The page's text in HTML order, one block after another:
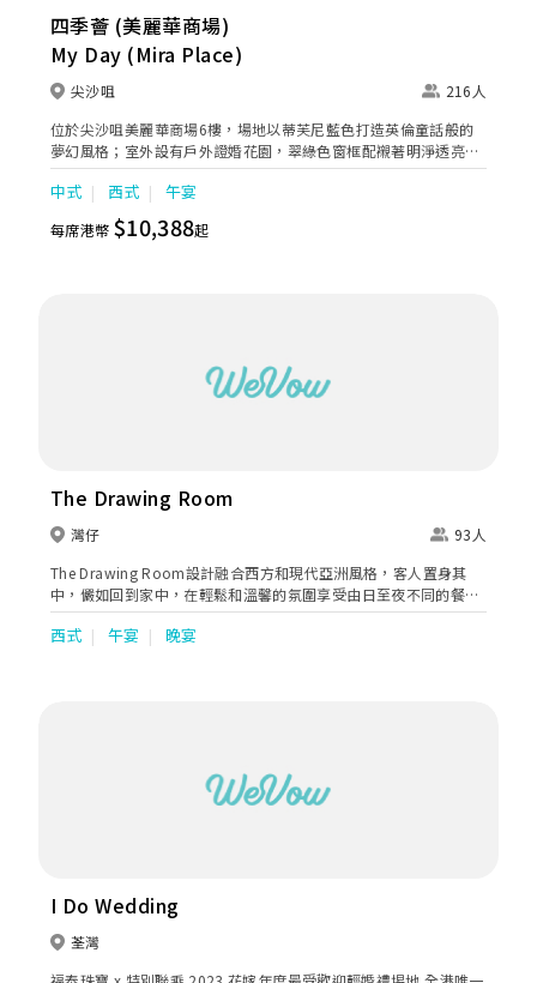
四季薈 (美麗華商場)
My Day (Mira Place)
尖沙咀
216人
位於尖沙咀美麗華商場6樓，場地以蒂芙尼藍色打造英倫童話般的
夢幻風格；室外設有戶外證婚花園，翠綠色窗框配襯著明淨透亮玻
璃窗，感覺舒爽清新。 MY DAY，It’s Your Day，成就您的傳奇婚
禮。
中式 西式 午宴
每席港幣 $10,388起
The Drawing Room
灣仔
93人
The Drawing Room設計融合西方和現代亞洲風格，客人置身其
中，儼如回到家中，在輕鬆和溫馨的氛圍享受由日至夜不同的餐飲
選擇。The Drawing Room全天供應新鮮時令國際美食，瑞吉主人
（St. Regis Host）將在這裏為客人展示獨特的瑞吉香檳刀削儀式
西式 午宴 晚宴
I Do Wedding
荃灣